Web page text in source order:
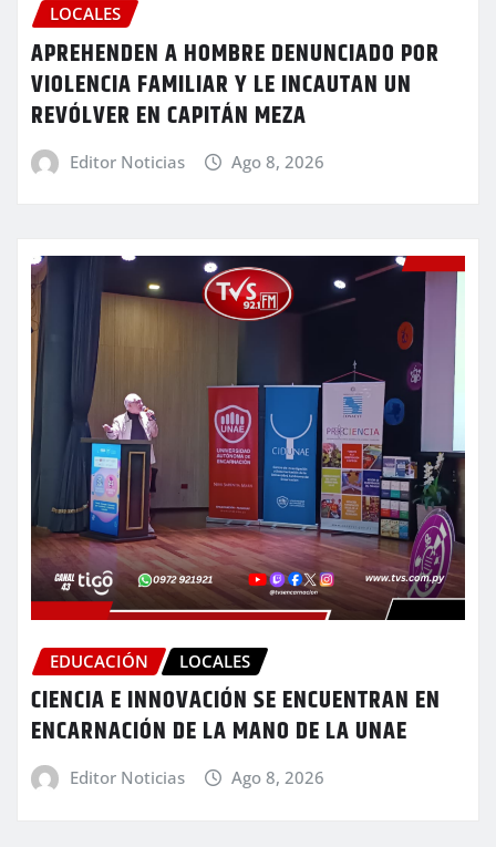
LOCALES
APREHENDEN A HOMBRE DENUNCIADO POR
VIOLENCIA FAMILIAR Y LE INCAUTAN UN
REVÓLVER EN CAPITÁN MEZA
Editor Noticias Ago 8, 2026
EDUCACIÓN LOCALES
CIENCIA E INNOVACIÓN SE ENCUENTRAN EN
ENCARNACIÓN DE LA MANO DE LA UNAE
Editor Noticias Ago 8, 2026